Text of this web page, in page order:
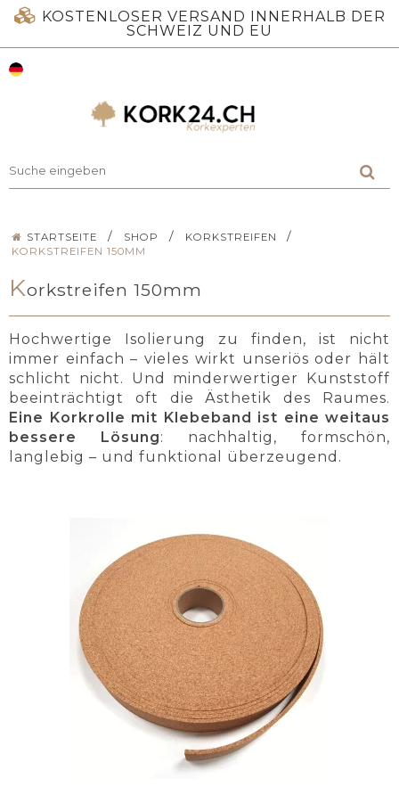
KOSTENLOSER VERSAND INNERHALB DER
SCHWEIZ UND EU
STARTSEITE / SHOP / KORKSTREIFEN /
KORKSTREIFEN 150MM
Korkstreifen 150mm
Hochwertige Isolierung zu finden, ist nicht
immer einfach – vieles wirkt unseriös oder hält
schlicht nicht. Und minderwertiger Kunststoff
beeinträchtigt oft die Ästhetik des Raumes.
Eine Korkrolle mit Klebeband ist eine weitaus
bessere Lösung: nachhaltig, formschön,
langlebig – und funktional überzeugend.